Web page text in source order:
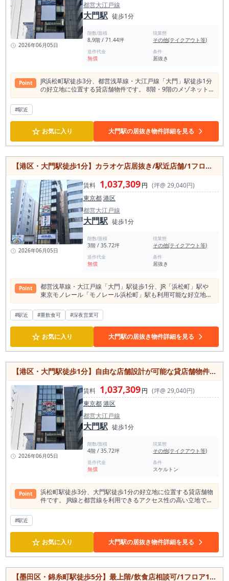
2026年06月05日
都営大江戸線
大門駅 徒歩1分
階数/面積
8,9階 / 71.44坪
現業態
その他(テイクアウト等)
造作代金
無償
条件
居抜き
Point
JR浜松町駅徒歩3分、都営浅草線・大江戸線「大門」駅徒歩1分
の好立地に位置する貸店舗物件です。 8階・9階のメゾネット
タイプで、合計約236㎡の広々とした空間を確保。 飲食店の出
町・大門エリアに位置し、周辺で働くビジネスパーソンや来街
者の集客が期待できます。 エレベーター完備で来店しやすく、
業種についてもご相談可能です。 視認性の高い都心立地で、新
規出店や移転先をお探しの飲食店オーナー様におすすめの物件
です。
#駅近
☆ お気に入り 大門駅の居抜き物件詳細を見る
【港区・大門駅徒歩1分】カラオケ店居抜き/駅近店舗/1フロア1テナント×118㎡/重飲食相談可能
2026年06月05日
賃料 1,037,309円 (坪@ 29,040円)
東京都港区
都営大江戸線
大門駅 徒歩1分
階数/面積
3階 / 35.72坪
現業態
その他(テイクアウト等)
造作代金
無償
条件
居抜き
Point
都営浅草線・大江戸線「大門」駅徒歩1分、JR「浜松町」駅や
東京モノレール「モノレール浜松町」駅も利用可能な好立地に
位置する貸店舗・事務所です。 駅近ならではの高い集客力が期
待でき、ビジネスパーソンや観光客で賑わうエリアに出店でき
ます。 専有面積は118.08㎡、1フロア1テナント仕様のため独
立性が高く、店舗運営がしやすい環境です。 現況はカラオケ店
の居抜きで、既存設備を活用することで開業コストや工事期間
の削減も期待できます。 重飲食・軽飲食・バーなど幅広い業種
のご相談が可能で、飲食店の新規出店や移転先をお探しの方に
もおすすめです。 24時間利用可能なため、営業時間の自由度
が高く、業態に合わせた運営が可能。 個別空調や動力設備、エ
レベーターも備わっており、快適な店舗環境を実現できます。
浜松町・大門エリアで存在感のある店舗をお探しの方はぜひご
検討ください。
#駅近 #重飲食可 #深夜営業可
☆ お気に入り 大門駅の居抜き物件詳細を見る
【港区・大門駅徒歩1分】自由な店舗設計が可能な貸店舗物件/オフィス街の好立地/飲食・サービス業向けスケルトン物件
2026年06月05日
賃料 1,037,309円 (坪@ 29,040円)
東京都港区
都営大江戸線
大門駅 徒歩1分
階数/面積
4階 / 35.72坪
現業態
その他(テイクアウト等)
造作代金
無償
条件
スケルトン
Point
浜松町駅徒歩3分、大門駅徒歩1分の好立地に位置する貸店舗物
件です。 JR線と都営線を利用できるアクセス性の高い立地で、
周辺にはオフィスビルや商業施設が集まり、平日・休日を問わ
い業種に対応可能です。 スケルトン渡しのため、内装やレイア
ウトを自由に設計でき、業態やブランドイメージに合わせた店
舗づくりを実現しやすい点も魅力。 大人数を収容できる店舗計
画にも適した広さで、新規出店や移転をご検討の事業者様にも
おすすめです。 エレベーター完備で来店客の導線も確保しやす
く、視認性や利便性を活かした店舗運営が期待できます。 ビジ
#駅近
☆ お気に入り 大門駅の居抜き物件詳細を見る
【墨田区・錦糸町駅徒歩5分】最上階/飲食店相談可/1フロア1テナントのスケルトン店舗/27坪